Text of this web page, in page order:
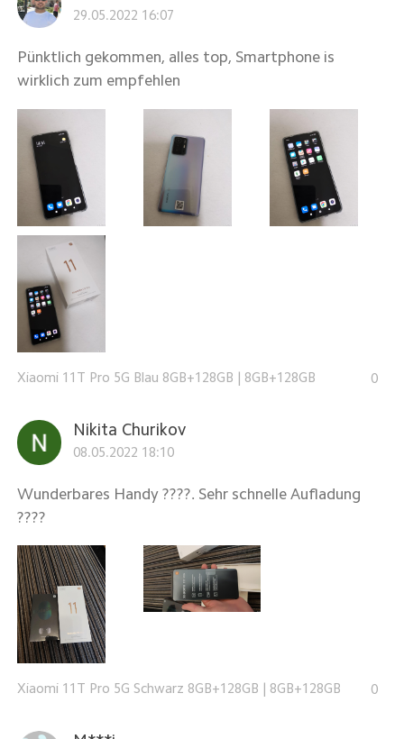
29.05.2022 16:07
Pünktlich gekommen, alles top, Smartphone is
wirklich zum empfehlen
Xiaomi 11T Pro 5G Blau 8GB+128GB 8GB+128GB 0
Nikita Churikov
08.05.2022 18:10
Wunderbares Handy ????. Sehr schnelle Aufladung
????
Xiaomi 11T Pro 5G Schwarz 8GB+128GB | 8GB+128GB 0